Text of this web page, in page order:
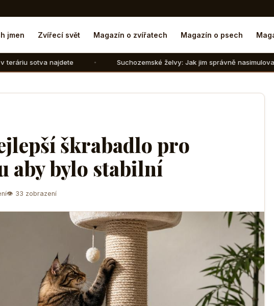
jmen Zvířecí svět Magazín o zvířatech Magazín o psech
Suchozemské želvy: Jak jim správně nasimulovat zimní spánek v
škrabadlo pro
aby bylo stabilní
👁 33 zobrazení